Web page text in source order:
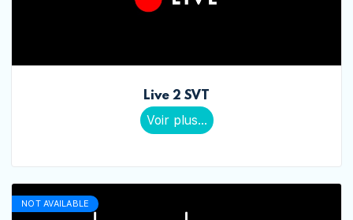
Live 2 SVT
Voir plus...
NOT AVAILABLE